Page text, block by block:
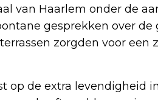
van Haarlem onder de
gesprekken over de
zorgden voor een
op de extra levendigheid